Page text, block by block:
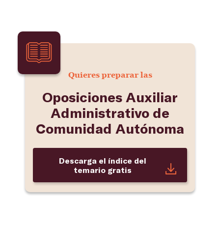
Quieres preparar las
Oposiciones Auxiliar
Administrativo de
Comunidad Autónoma
Descarga el índice del
temario gratis